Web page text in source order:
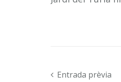
Post navigation
Entrada prèvia